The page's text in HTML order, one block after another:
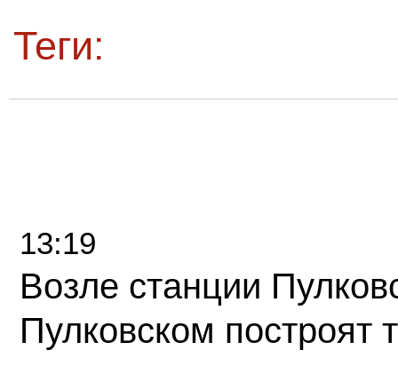
Теги:
13:19
Возле станции
Пулковском построят